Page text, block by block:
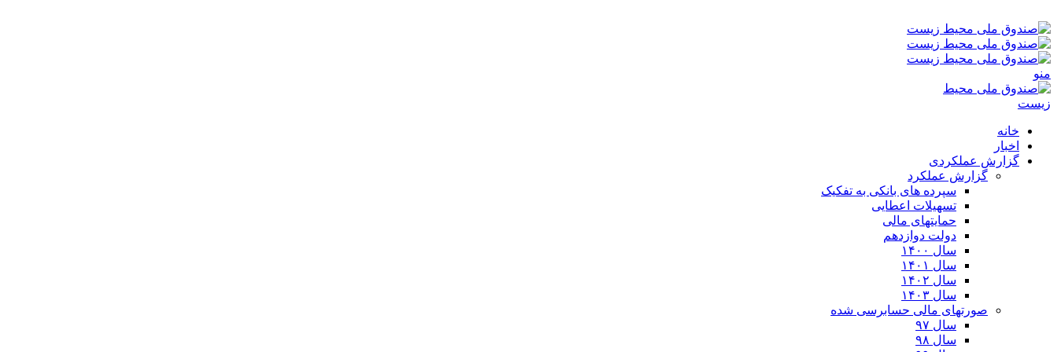
منو
خانه
اخبار
گزارش عملکردی
گزارش عملکرد
سپرده های بانکی به تفکیک
تسهیلات اعطایی
حمایتهای مالی
دولت دوازدهم
سال ۱۴۰۰
سال ۱۴۰۱
سال ۱۴۰۲
سال ۱۴۰۳
صورتهای مالی حسابرسی شده
سال ۹۷
سال ۹۸